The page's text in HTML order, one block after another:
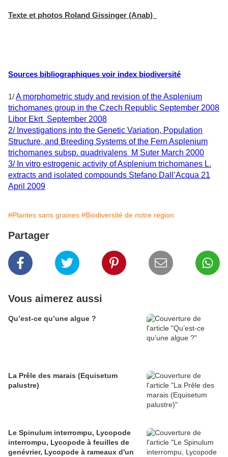
Texte et photos Roland Gissinger (Anab)
Sources bibliographiques voir index biodiversité
1/A morphometric study and revision of the Asplenium
trichomanes group in the Czech Republic September 2008
Libor Ekrt September 2008
2/ Investigations into the Genetic Variation, Population
Structure, and Breeding Systems of the Fern Asplenium
trichomanes subsp. quadrivalens M Suter March 2000
3/ In vitro estrogenic activity of Asplenium trichomanes L.
extracts and isolated compounds Stefano Dall’Acqua 21
April 2009
#Plantes sans graines #Biodiversité de notre région
Partager
Vous aimerez aussi
Qu’est-ce qu’une algue ?
La Prêle des marais (Equisetum
palustre)
Le Spinulum interrompu, Lycopode
interrompu, Lycopode à feuilles de
genévrier, Lycopode à rameaux d'un